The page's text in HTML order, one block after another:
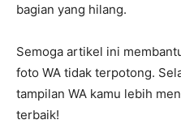
bagian yang hilang.
Semoga artikel ini
foto WA tidak terpotong.
tampilan WA kamu lebih
terbaik!